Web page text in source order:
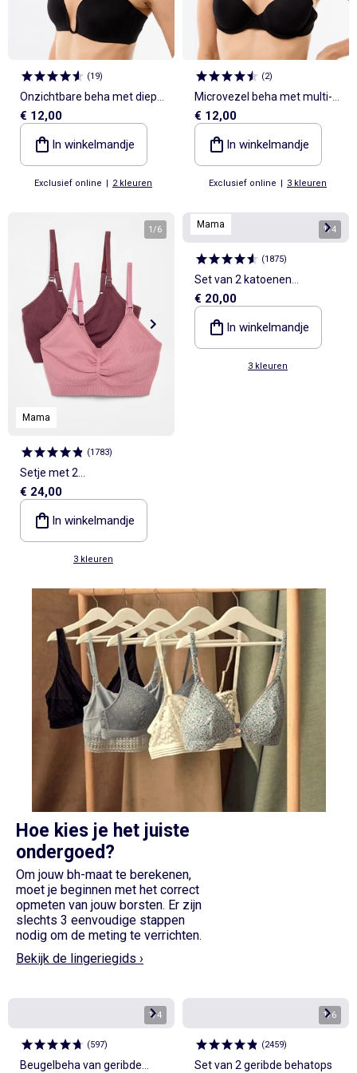
(19)
Onzichtbare beha met diep
decolleté
€ 12,00
In winkelmandje
Exclusief online | 2 kleuren
(2)
Microvezel beha met multi-
positiebandjes
€ 12,00
In winkelmandje
Exclusief online | 3 kleuren
Mama
1/6
(1783)
Setje met 2
borstvoedingsbeha's
€ 24,00
In winkelmandje
3 kleuren
Mama 1/4
(1875)
Set van 2 katoenen
borstvoedingbeha's
€ 20,00
In winkelmandje
3 kleuren
Hoe kies je het juiste
ondergoed?
Om jouw bh-maat te berekenen,
moet je beginnen met het correct
opmeten van jouw borsten. Er zijn
slechts 3 eenvoudige stappen
nodig om de meting te verrichten.
Bekijk de lingeriegids ›
1/4
(597)
Beugelbeha van geribde
1/6
(2459)
Set van 2 geribde behatops